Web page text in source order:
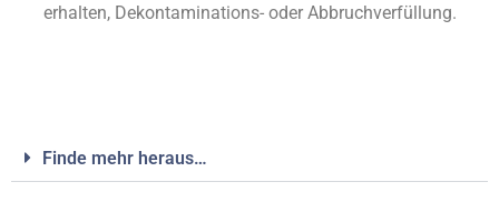
erhalten, Dekontaminations- oder Abbruchverfüllung.
Finde mehr heraus…